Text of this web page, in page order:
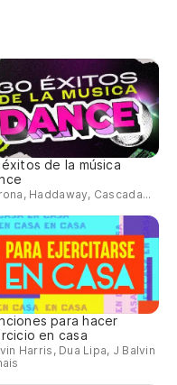
de la música
Haddaway, Cascada...
para hacer
en casa
Harris, Dua Lipa, J Balvin